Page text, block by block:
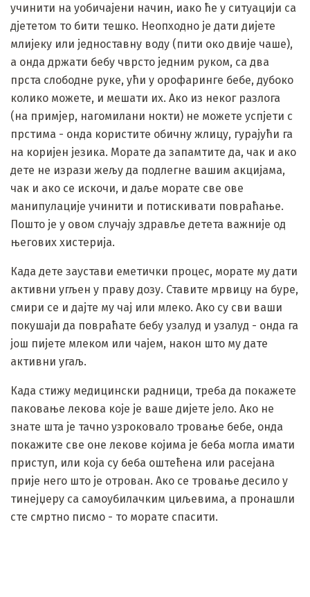
учинити на уобичајени начин, иако ће у ситуацији са
дјететом то бити тешко. Неопходно је дати дијете
млијеку или једноставну воду (пити око двије чаше),
а онда држати бебу чврсто једним руком, са два
прста слободне руке, ући у орофаринге бебе, дубоко
колико можете, и мешати их. Ако из неког разлога
(на примјер, нагомилани нокти) не можете успјети с
прстима - онда користите обичну жлицу, гурајући га
на коријен језика. Морате да запамтите да, чак и ако
дете не изрази жељу да подлегне вашим акцијама,
чак и ако се искочи, и даље морате све ове
манипулације учинити и потискивати повраћање.
Пошто је у овом случају здравље детета важније од
његових хистерија.
Када дете заустави еметички процес, морате му дати
активни угљен у праву дозу. Ставите мрвицу на буре,
смири се и дајте му чај или млеко. Ако су сви ваши
покушаји да повраћате бебу узалуд и узалуд - онда га
још пијете млеком или чајем, након што му дате
активни угаљ.
Када стижу медицински радници, треба да покажете
паковање лекова које је ваше дијете јело. Ако не
знате шта је тачно узроковало тровање бебе, онда
покажите све оне лекове којима је беба могла имати
приступ, или која су беба оштећена или расејана
прије него што је отрован. Ако се тровање десило у
тинејџеру са самоубилачким циљевима, а пронашли
сте смртно писмо - то морате спасити.